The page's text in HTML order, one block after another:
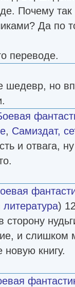
Почему так
Да по
переводе.
шедевр, но
, Самиздат,
и отвага,
)
сторону
и слишком
новую книгу.